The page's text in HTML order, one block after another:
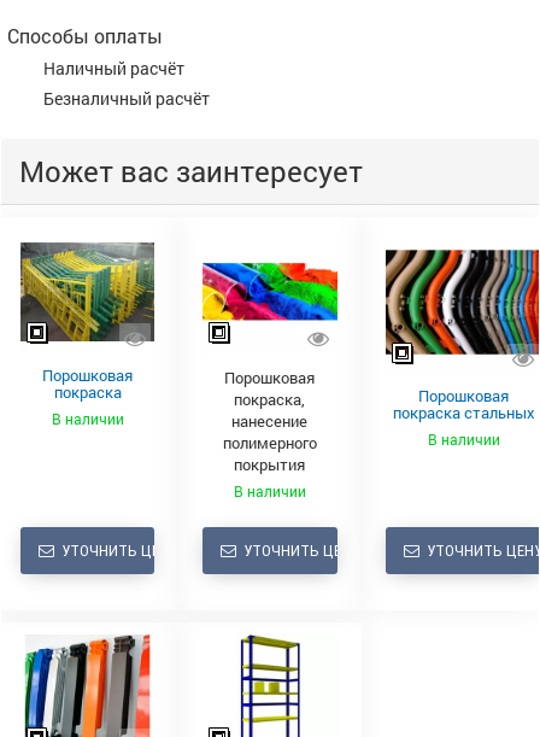
Способы оплаты
Наличный расчёт
Безналичный расчёт
Может вас заинтересует
Порошковая
покраска
металлоизделий
В наличии
УТОЧНИТЬ ЦЕНУ
Порошковая
покраска,
нанесение
полимерного
покрытия
В наличии
УТОЧНИТЬ ЦЕНУ
Порошковая
покраска стальных
В наличии
УТОЧНИТЬ